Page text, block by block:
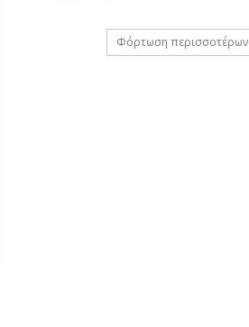
Φόρτωση περισσοτέρων